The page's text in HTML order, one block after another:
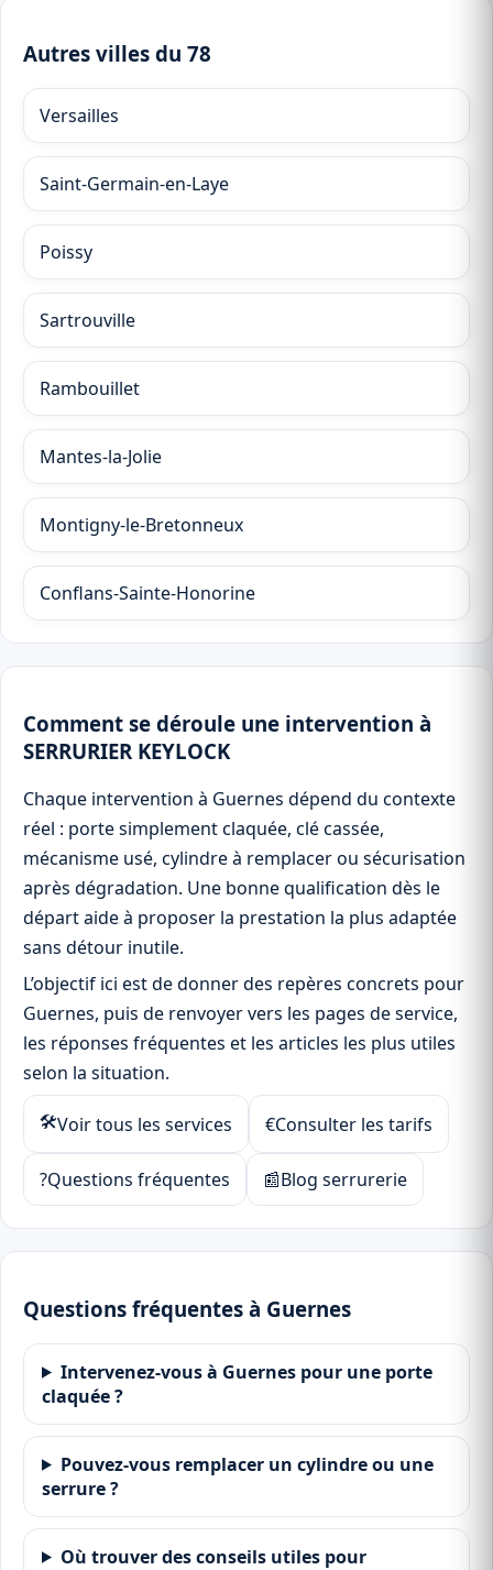
Autres villes du 78
Versailles
Saint-Germain-en-Laye
Poissy
Sartrouville
Rambouillet
Mantes-la-Jolie
Montigny-le-Bretonneux
Conflans-Sainte-Honorine
Comment se déroule une intervention à
SERRURIER KEYLOCK
Chaque intervention à Guernes dépend du contexte
réel : porte simplement claquée, clé cassée,
mécanisme usé, cylindre à remplacer ou sécurisation
après dégradation. Une bonne qualification dès le
départ aide à proposer la prestation la plus adaptée
sans détour inutile.
L’objectif ici est de donner des repères concrets pour
Guernes, puis de renvoyer vers les pages de service,
les réponses fréquentes et les articles les plus utiles
selon la situation.
🛠Voir tous les services €Consulter les tarifs
?Questions fréquentes 📰Blog serrurerie
Questions fréquentes à Guernes
Intervenez-vous à Guernes pour une porte
claquée ?
Pouvez-vous remplacer un cylindre ou une
serrure ?
Où trouver des conseils utiles pour